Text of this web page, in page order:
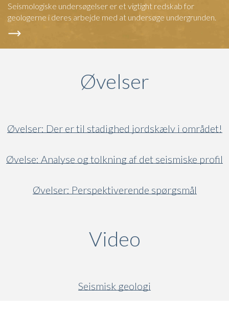
Seismologiske undersøgelser er et vigtight redskab for
geologerne i deres arbejde med at undersøge undergrunden.
Øvelser
Øvelser: Der er til stadighed jordskælv i området!
Øvelse: Analyse og tolkning af det seismiske profil
Øvelser: Perspektiverende spørgsmål
Video
Seismisk geologi